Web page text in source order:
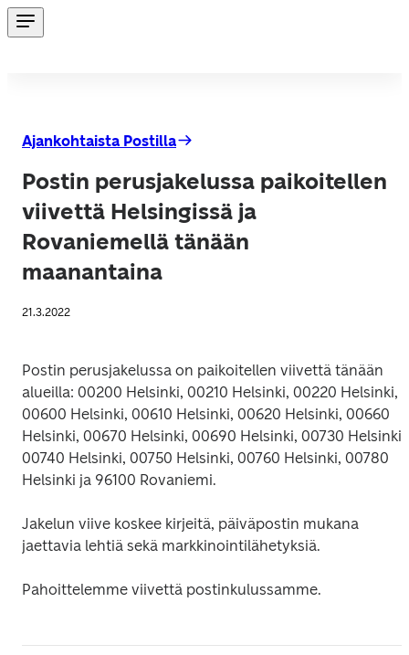
Ajankohtaista Postilla
Postin perusjakelussa paikoitellen
viivettä Helsingissä ja
Rovaniemellä tänään
maanantaina
21.3.2022
Postin perusjakelussa on paikoitellen viivettä tänään
alueilla: 00200 Helsinki, 00210 Helsinki, 00220 Helsinki,
00600 Helsinki, 00610 Helsinki, 00620 Helsinki, 00660
Helsinki, 00670 Helsinki, 00690 Helsinki, 00730 Helsinki,
00740 Helsinki, 00750 Helsinki, 00760 Helsinki, 00780
Helsinki ja 96100 Rovaniemi.
Jakelun viive koskee kirjeitä, päiväpostin mukana
jaettavia lehtiä sekä markkinointilähetyksiä.
Pahoittelemme viivettä postinkulussamme.